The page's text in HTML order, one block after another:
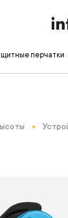
перчатки